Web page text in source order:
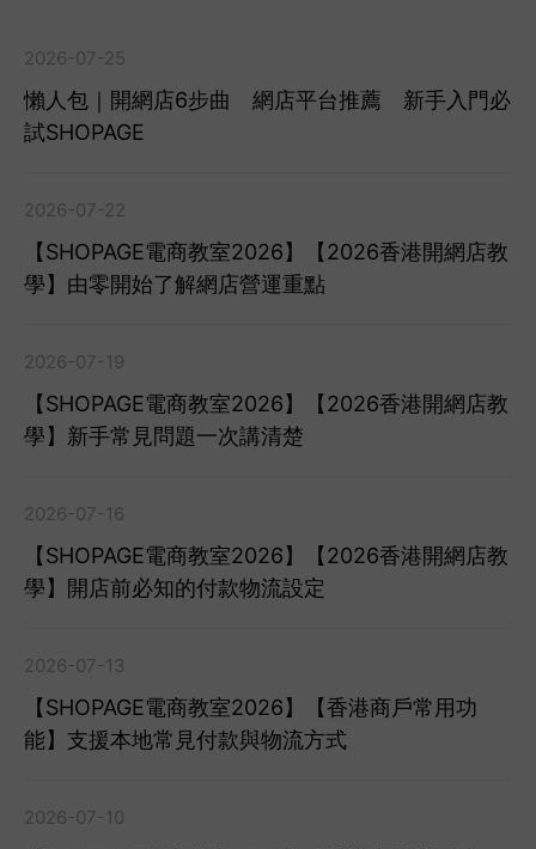
2026-07-25
懶人包｜開網店6步曲 網店平台推薦 新手入門必
試SHOPAGE
2026-07-22
【SHOPAGE電商教室2026】【2026香港開網店教
學】由零開始了解網店營運重點
2026-07-19
【SHOPAGE電商教室2026】【2026香港開網店教
學】新手常見問題一次講清楚
2026-07-16
【SHOPAGE電商教室2026】【2026香港開網店教
學】開店前必知的付款物流設定
2026-07-13
【SHOPAGE電商教室2026】【香港商戶常用功
能】支援本地常見付款與物流方式
2026-07-10